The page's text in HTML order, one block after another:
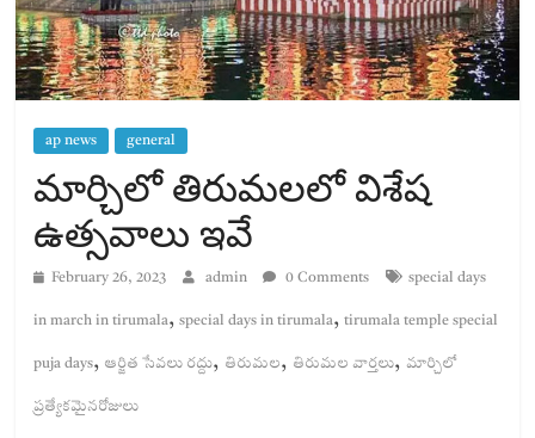
ap news general
మార్చిలో తిరుమలలో విశేష
ఉత్సవాలు ఇవే
February 26, 2023 admin 0 Comments special days
in march in tirumala,special days in tirumala,tirumala temple special
puja days, ఆర్జిత సేవలు రద్దు, తిరుమల, తిరుమల వార్తలు,మార్చిలో
ప్రత్యేకమైనరోజులు